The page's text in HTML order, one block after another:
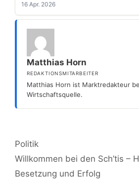
16 Apr. 2026
Matthias Horn
REDAKTIONSMITARBEITER
Matthias Horn ist Marktredakteur
Wirtschaftsquelle.
Kategorien
Politik
Willkommen bei den Sch’tis –
Besetzung und Erfolg